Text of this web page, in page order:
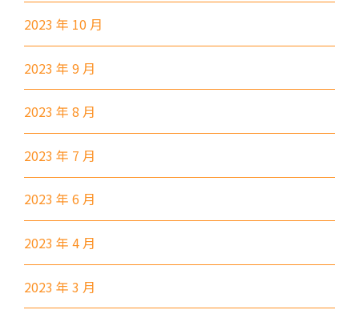
前往方法
葵景分校
港鐵 葵興站 (C出口)
30, 31M, 32M, 33A, 36A, 36M,
46P, 46X, 47X, 57M, 58M, 58P,
69M, 235M, 253M, 260C,
小巴
2023 年 10 月
2023 年 9 月
2023 年 8 月
2023 年 7 月
2023 年 6 月
2023 年 4 月
2023 年 3 月